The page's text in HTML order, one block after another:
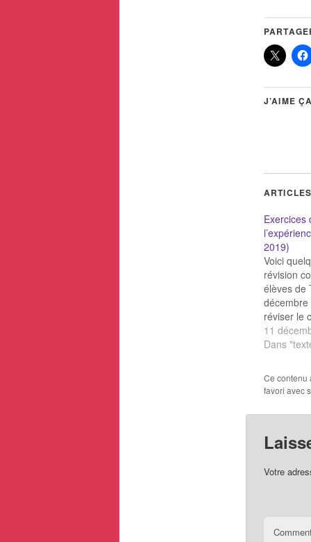
J’AIME
Exercices
2019)
Voici
révision
élèves de
réviser le
Définitions
11
Dans
Ce contenu
favori avec
Votre